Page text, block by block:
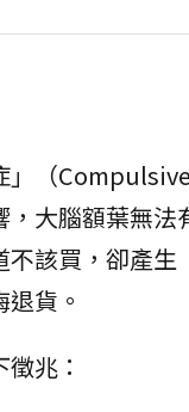
（
大腦額葉無
該買，卻產
貨。
兆：